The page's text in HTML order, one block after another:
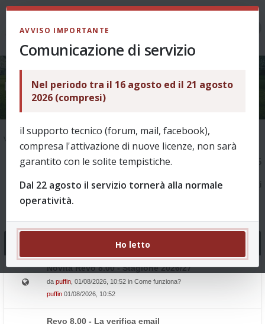
Argomenti senza risposta
Vai alla ricerca avanzata
1 2 3 4 5 6 La ricerca ha trovato 145
risultati
Novità Revo 8.00 - Stagione 2026/27
da puffin , 01/08/2026, 10:52 in Come funziona?
puffin 01/08/2026, 10:52
Revo 8.00 - La verifica email
AVVISO IMPORTANTE
Comunicazione di servizio
Nel periodo tra il 16 agosto ed il 21 agosto
2026 (compresi)
il supporto tecnico (forum, mail, facebook),
compresa l'attivazione di nuove licenze, non sarà
garantito con le solite tempistiche.
Dal 22 agosto il servizio tornerà alla normale
operatività.
Ho letto